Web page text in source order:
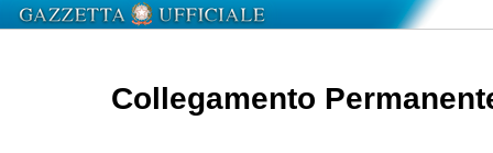
Collegamento